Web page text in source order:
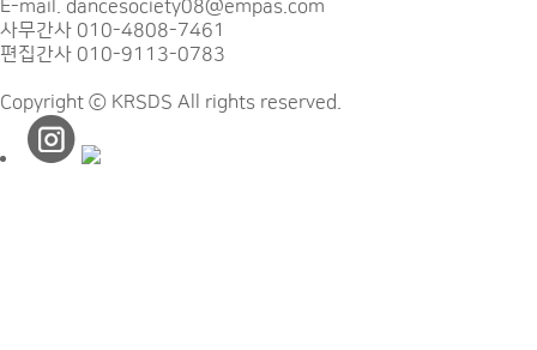
E-mail. dancesociety08@empas.com
사무간사 010-4808-7461
편집간사 010-9113-0783
Copyright ⓒ KRSDS All rights reserved.